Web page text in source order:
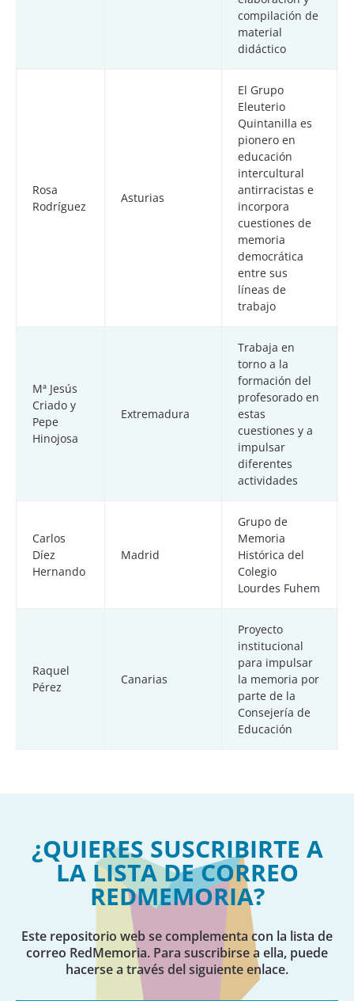
compilación de
material
didáctico
Rosa
Rodríguez
Asturias
El Grupo
Eleuterio
Quintanilla es
pionero en
educación
intercultural
antirracistas e
incorpora
cuestiones de
memoria
democrática
entre sus
líneas de
trabajo
Mª Jesús
Criado y
Pepe
Hinojosa
Extremadura
Trabaja en
torno a la
formación del
profesorado en
estas
cuestiones y a
impulsar
diferentes
actividades
Carlos
Díez
Hernando
Madrid
Grupo de
Memoria
Histórica del
Colegio
Lourdes Fuhem
Raquel
Pérez
Canarias
Proyecto
institucional
para impulsar
la memoria por
parte de la
Consejería de
Educación
¿QUIERES SUSCRIBIRTE A
LA LISTA DE CORREO
REDMEMORIA?
Este repositorio web se complementa con la lista de
correo RedMemoria. Para suscribirse a ella, puede
hacerse a través del siguiente enlace.